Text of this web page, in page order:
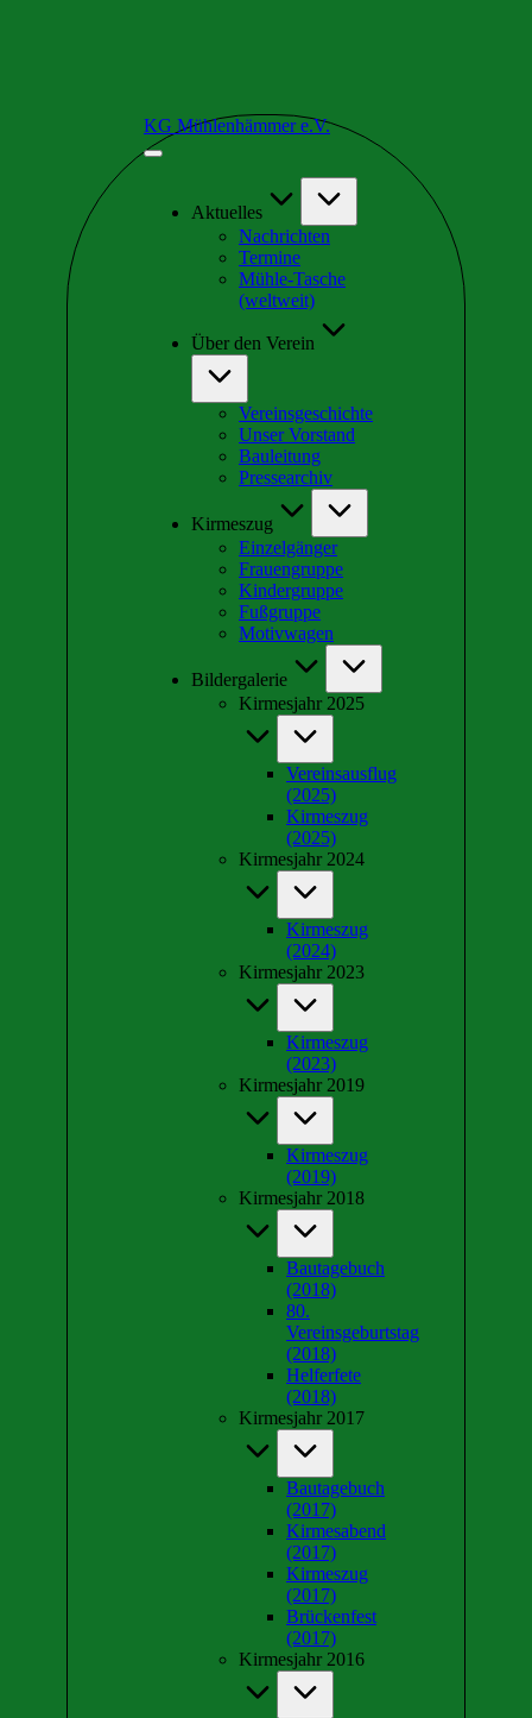
KG Mühlenhämmer e.V.
Wir
schrägsten
Aktuelles
Nachrichten
Termine
Mühle-Tasche
(weltweit)
Über den Verein
Vereinsgeschichte
Unser Vorstand
Bauleitung
Pressearchiv
Kirmeszug
Einzelgänger
Frauengruppe
Kindergruppe
Fußgruppe
Motivwagen
Bildergalerie
Kirmesjahr 2025
Vereinsausflug
(2025)
Kirmeszug
(2025)
Kirmesjahr 2024
Kirmeszug
(2024)
Kirmesjahr 2023
Kirmeszug
(2023)
Kirmesjahr 2019
Kirmeszug
(2019)
Kirmesjahr 2018
Bautagebuch
(2018)
80.
Vereinsgeburtstag
(2018)
Helferfete
(2018)
Kirmesjahr 2017
Bautagebuch
(2017)
Kirmesabend
(2017)
Kirmeszug
(2017)
Brückenfest
(2017)
Kirmesjahr 2016